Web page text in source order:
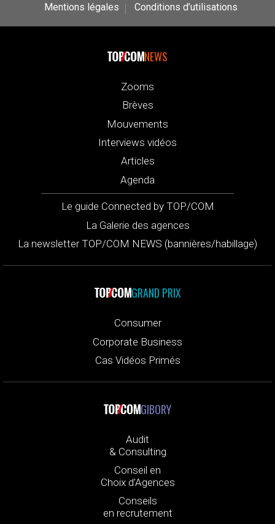
Mentions légales
Conditions d’utilisations
NEWS
Zooms
Brèves
Mouvements
Interviews vidéos
Articles
Agenda
Le guide Connected by TOP/COM
La Galerie des agences
La newsletter TOP/COM NEWS (bannières/habillage)
GRAND PRIX
Consumer
Corporate Business
Cas Vidéos Primés
GIBORY
Audit
& Consulting
Conseil en
Choix d’Agences
Conseils
en recrutement